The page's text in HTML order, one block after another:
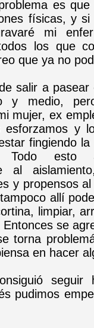
es
físicas, y
mi
los que
que ya no
salir a
y medio,
mujer, ex
y
fingiendo
Todo esto
al
y propensos
allí
limpiar,
se
torna
en hacer
seguir
pudimos